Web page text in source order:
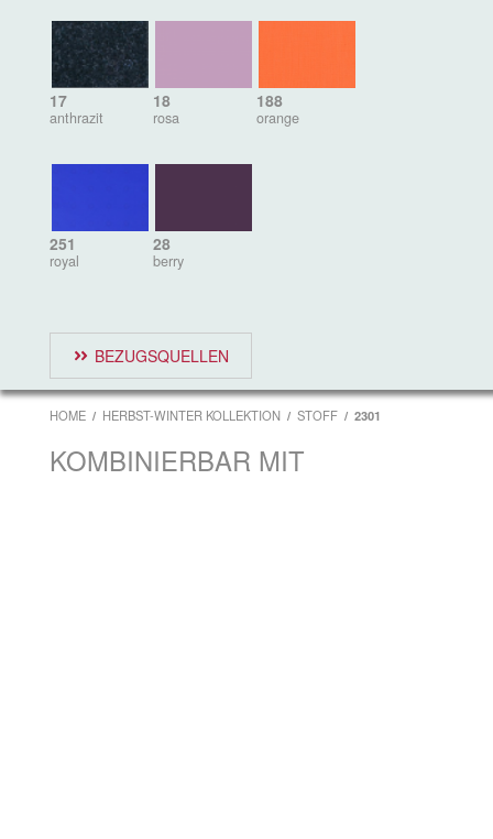
17
anthrazit
18
rosa
188
orange
251
royal
28
berry
BEZUGSQUELLEN
HOME HERBST-WINTER KOLLEKTION STOFF 2301
KOMBINIERBAR MIT